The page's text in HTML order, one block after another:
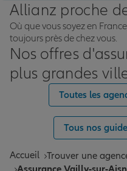
Allianz proche
Où que vous soyez en
toujours près de chez vous.
Nos offres
plus grandes
Toutes les
Tous nos
Accueil Trouver une